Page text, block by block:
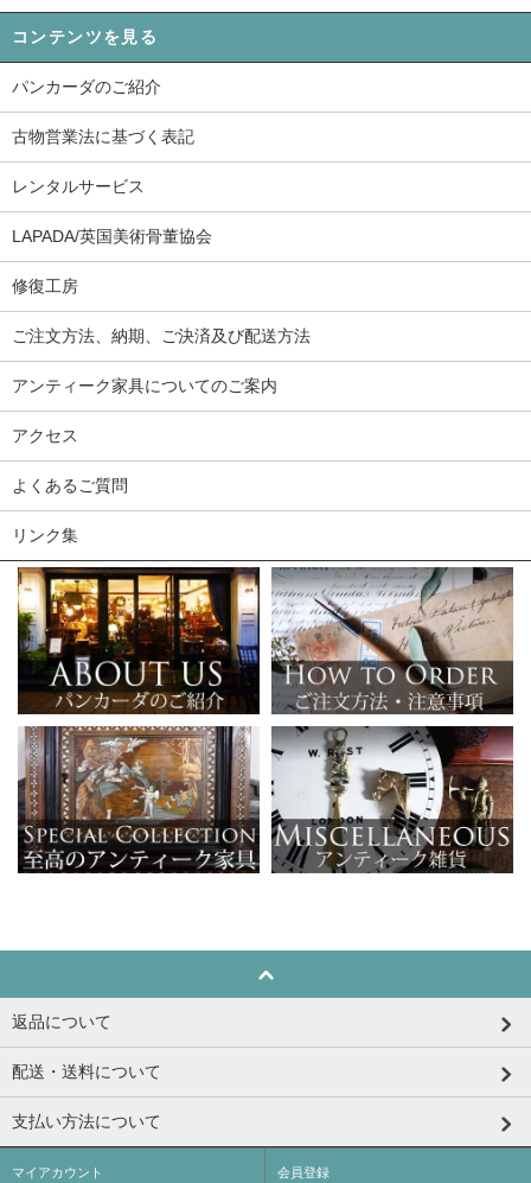
コンテンツを見る
パンカーダのご紹介
古物営業法に基づく表記
レンタルサービス
LAPADA/英国美術骨董協会
修復工房
ご注文方法、納期、ご決済及び配送方法
アンティーク家具についてのご案内
アクセス
よくあるご質問
リンク集
返品について
配送・送料について
支払い方法について
マイアカウント 会員登録